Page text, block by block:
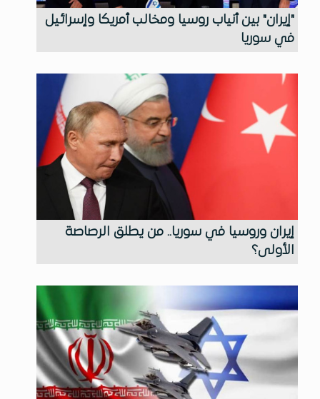
"إيران" بين أنياب روسيا ومخالب أمريكا وإسرائيل
في سوريا
إيران وروسيا في سوريا.. من يطلق الرصاصة
الأولى؟